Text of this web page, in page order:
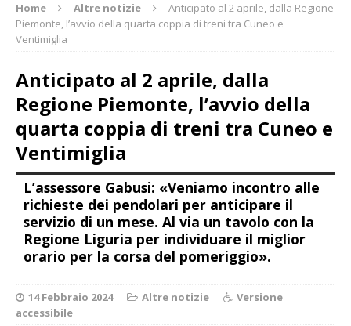
Home Altre notizie
Anticipato al 2 aprile, dalla Regione
Piemonte, l’avvio della quarta coppia di treni tra Cuneo e
Ventimiglia
Anticipato al 2 aprile, dalla
Regione Piemonte, l’avvio della
quarta coppia di treni tra Cuneo e
Ventimiglia
L’assessore Gabusi: «Veniamo incontro alle
richieste dei pendolari per anticipare il
servizio di un mese. Al via un tavolo con la
Regione Liguria per individuare il miglior
orario per la corsa del pomeriggio».
14 Febbraio 2024 Altre notizie
Versione
accessibile